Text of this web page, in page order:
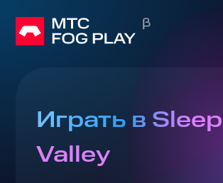
Играть в
Valley